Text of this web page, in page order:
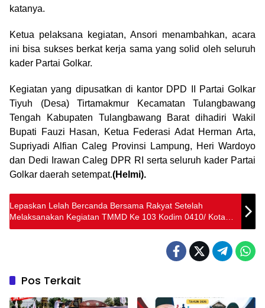
katanya.
Ketua pelaksana kegiatan, Ansori menambahkan, acara
ini bisa sukses berkat kerja sama yang solid oleh seluruh
kader Partai Golkar.
Kegiatan yang dipusatkan di kantor DPD II Partai Golkar
Tiyuh (Desa) Tirtamakmur Kecamatan Tulangbawang
Tengah Kabupaten Tulangbawang Barat dihadiri Wakil
Bupati Fauzi Hasan, Ketua Federasi Adat Herman Arta,
Supriyadi Alfian Caleg Provinsi Lampung, Heri Wardoyo
dan Dedi Irawan Caleg DPR RI serta seluruh kader Partai
Golkar daerah setempat.(Helmi).
Lepaskan Lelah Bercanda Bersama Rakyat Setelah
Melaksanakan Kegiatan TMMD Ke 103 Kodim 0410/ Kota
Bandar Lampung
Pos Terkait